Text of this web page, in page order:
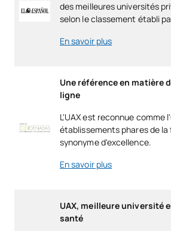
des meilleures universités
selon le classement établi
En savoir plus
Une référence en matière
ligne
L'UAX est reconnue comme
établissements phares de la
synonyme d'excellence.
En savoir plus
UAX, meilleure université
santé